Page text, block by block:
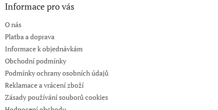
Informace pro vás
O nás
Platba a doprava
Informace k objednávkám
Obchodní podmínky
Podmínky ochrany osobních údajů
Reklamace a vrácení zboží
Zásady používání souborů cookies